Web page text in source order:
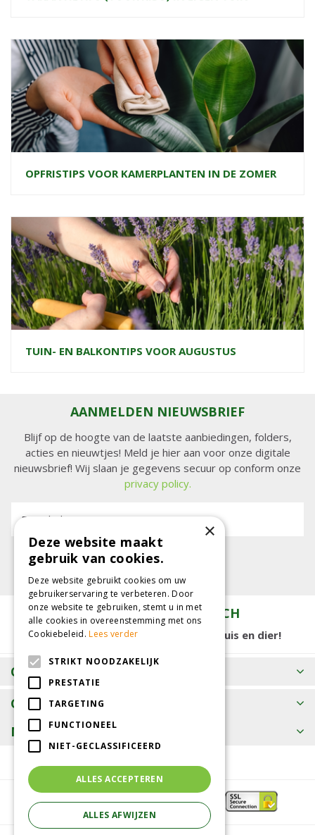
OPFRISTIPS VOOR KAMERPLANTEN IN DE ZOMER
TUIN- EN BALKONTIPS VOOR AUGUSTUS
AANMELDEN NIEUWSBRIEF
Blijf op de hoogte van de laatste aanbiedingen, folders,
acties en nieuwtjes! Meld je hier aan voor onze digitale
nieuwsbrief! Wij slaan je gegevens secuur op conform onze
privacy policy.
E-mailadres:
TUINCENTRUM KOLBACH
15.000 m2 winkelplezier voor tuin, huis en dier!
OPENINGSTIJDEN
CONTACT
MEER INFORMATIE
×
Deze website maakt
gebruik van cookies.
Deze website gebruikt cookies om uw
gebruikerservaring te verbeteren. Door
onze website te gebruiken, stemt u in met
alle cookies in overeenstemming met ons
Cookiebeleid.Lees verder
STRIKT NOODZAKELIJK
PRESTATIE
TARGETING
FUNCTIONEEL
NIET-GECLASSIFICEERD
ALLES ACCEPTEREN
ALLES AFWIJZEN